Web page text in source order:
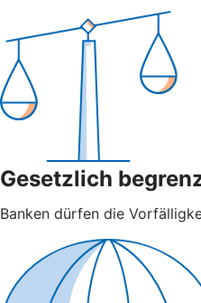
Gesetzlich
Banken dürfen die